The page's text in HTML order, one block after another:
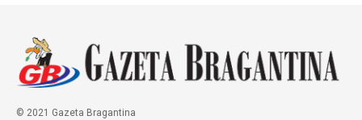
© 2021 Gazeta Bragantina